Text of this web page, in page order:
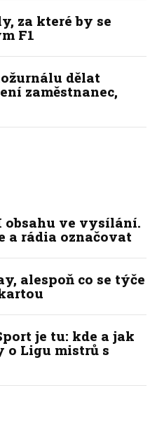
za které by se
F1
dělat
zaměstnanec,
obsahu ve vysílání.
a rádia označovat
alespoň co se týče
je tu: kde a jak
o Ligu mistrů s